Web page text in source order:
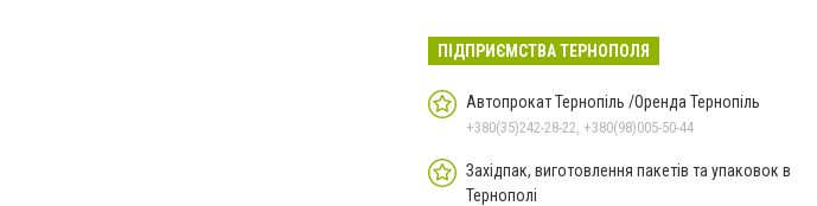
ПІДПРИЄМСТВА ТЕРНОПОЛЯ
Автопрокат Тернопіль /Оренда Тернопіль
+380(35)242-28-22, +380(98)005-50-44
Західпак, виготовлення пакетів та упаковок в
Тернополі